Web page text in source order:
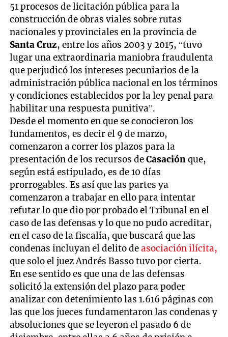
51 procesos de licitación pública para la
construcción de obras viales sobre rutas
nacionales y provinciales en la provincia de
Santa Cruz, entre los años 2003 y 2015, “tuvo
lugar una extraordinaria maniobra fraudulenta
que perjudicó los intereses pecuniarios de la
administración pública nacional en los términos
y condiciones establecidos por la ley penal para
habilitar una respuesta punitiva”.
Desde el momento en que se conocieron los
fundamentos, es decir el 9 de marzo,
comenzaron a correr los plazos para la
presentación de los recursos deCasaciónque,
según está estipulado, es de 10 días
prorrogables. Es así que las partes ya
comenzaron a trabajar en ello para intentar
refutar lo que dio por probado el Tribunal en el
caso de las defensas y lo que no pudo acreditar,
en el caso de la fiscalía, que buscará que las
condenas incluyan el delito deasociación ilícita,
que solo el juez Andrés Basso tuvo por cierta.
En ese sentido es que una de las defensas
solicitó la extensión del plazo para poder
analizar con detenimiento las 1.616 páginas con
las que los jueces fundamentaron las condenas y
absoluciones que se leyeron el pasado 6 de